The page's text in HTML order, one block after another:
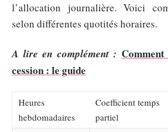
l’allocation journalière. Voici
selon différentes quotités horaires.
A lire en complément :
cession : le guide
Heures
hebdomadaires
Coefficient temps
partiel